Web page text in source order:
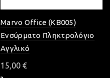
Marvo Office (KB005)
Ενσύρματο Πληκτρολόγιο
Αγγλικό
15,00 €